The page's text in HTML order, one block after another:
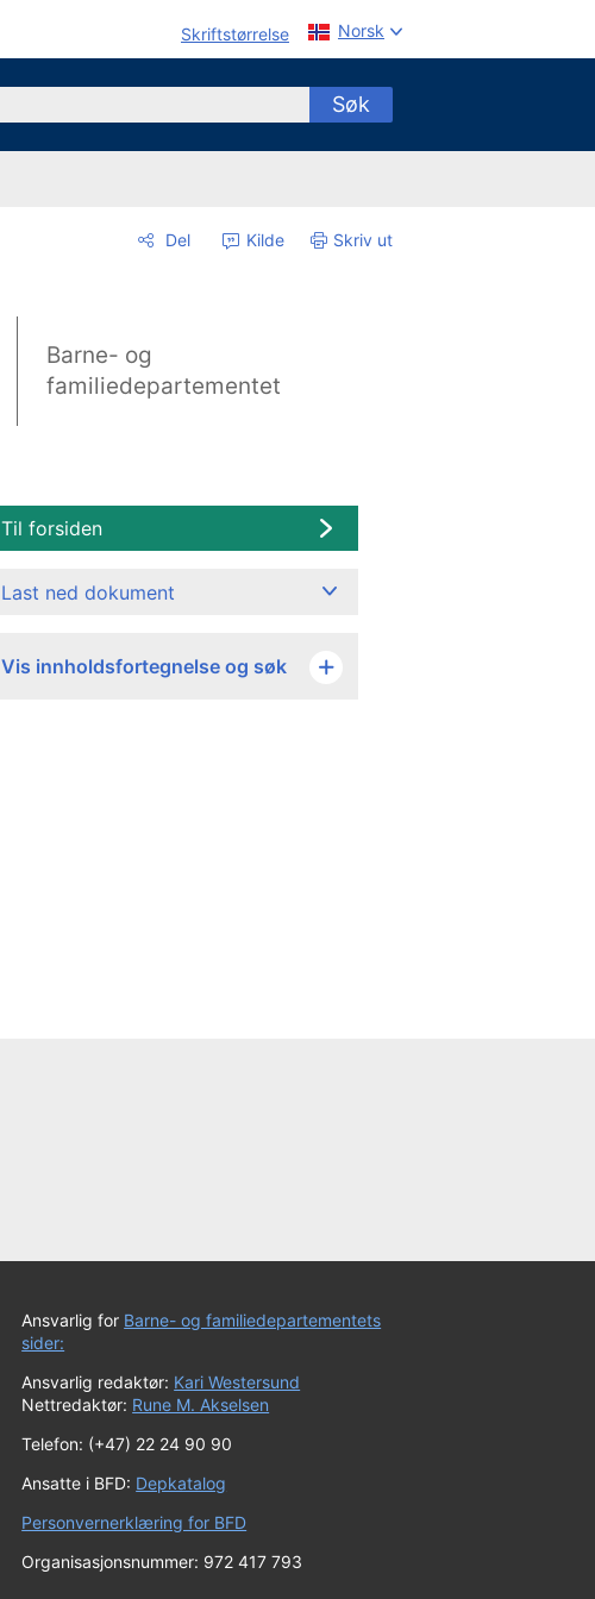
Skriftstørrelse Norsk
Søk
Del Kilde Skriv ut
Barne- og
familiedepartementet
Til forsiden
Last ned dokument
Vis innholdsfortegnelse og søk
Ansvarlig for Barne- og familiedepartementets
sider:
Ansvarlig redaktør: Kari Westersund
Nettredaktør: Rune M. Akselsen
Telefon: (+47) 22 24 90 90
Ansatte i BFD: Depkatalog
Personvernerklæring for BFD
Organisasjonsnummer: 972 417 793